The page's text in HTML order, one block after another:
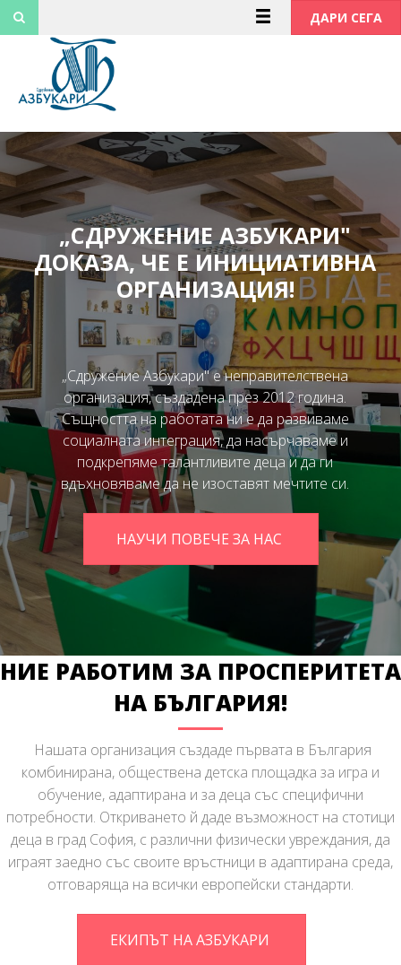
Към
съдържанието
ДАРИ СЕГА
„СДРУЖЕНИЕ АЗБУКАРИ"
ДОКАЗА, ЧЕ Е ИНИЦИАТИВНА
ОРГАНИЗАЦИЯ!
„Сдружение Азбукари" е неправителствена
организация, създадена през 2012 година.
Същността на работата ни е да развиваме
социалната интеграция, да насърчаваме и
подкрепяме талантливите деца и да ги
вдъхновяваме да не изоставят мечтите си.
НАУЧИ ПОВЕЧЕ ЗА НАС
НИЕ РАБОТИМ ЗА ПРОСПЕРИТЕТА
НА БЪЛГАРИЯ!
Нашата организация създаде първата в България
комбинирана, обществена детска площадка за игра и
обучение, адаптирана и за деца със специфични
потребности. Откриването й даде възможност на стотици
деца в град София, с различни физически увреждания, да
играят заедно със своите връстници в адаптирана среда,
отговаряща на всички европейски стандарти.
ЕКИПЪТ НА АЗБУКАРИ